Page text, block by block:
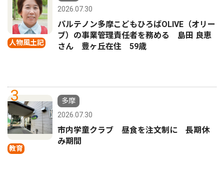
人物風土記
2026.07.30
パルテノン多摩こどもひろばOLIVE（オリー
ブ）の事業管理責任者を務める 島田 良恵
さん 豊ヶ丘在住 59歳
3
教育
多摩
2026.07.30
市内学童クラブ 昼食を注文制に 長期休
み期間